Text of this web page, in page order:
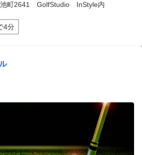
池町2641 GolfStudio InStyle内
4分